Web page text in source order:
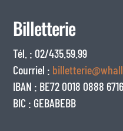
Billetterie
Tél. : 02/435.59.99
Courriel :
IBAN : BE72 0018 0888 6716
BIC : GEBABEBB